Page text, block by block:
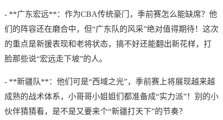
- **广东宏远**：作为CBA传统豪门，季前赛怎么能缺席？他
们的阵容还在磨合中，但“广东队的风采”绝对值得期待！这次
的重点是新援表现和老将状态，搞不好还能翻出新花样，打
脸那些说“宏远走下坡”的人。
- **新疆队**：他们可是“西域之光”，季前赛上将展现越来越
成熟的战术体系，小哥哥小姐姐们都准备成“实力派”！别的小
伙伴猜猜看，是不是又要来个“新疆打天下”的节奏？